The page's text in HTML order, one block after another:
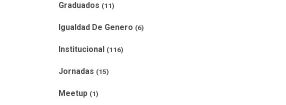
Graduados (11)
Igualdad De Genero (6)
Institucional (116)
Jornadas (15)
Meetup (1)